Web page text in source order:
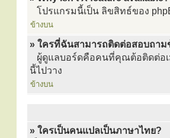
โปรแกรมนี้เป็น ลิขสิทธ์ของ
ข้างบน
» ใครที่ฉันสามารถติดต่อสอบถาม
ผู้ดูแลบอร์ดคือคนที่คุณต้อติดต่อเ
นี้ไปวาง
ข้างบน
» ใครเป็นคนแปลเป็นภาษาไทย?